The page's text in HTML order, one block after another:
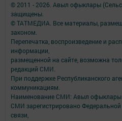
© 2011 - 2026. Авыл офыклары
защищены.
© ТАТМЕДИА. Все материалы,
законом.
Перепечатка, воспроизведение и
информации,
размещенной на сайте, возможна
редакций СМИ.
При поддержке Республиканского
коммуникациям.
Наименование СМИ: Авыл офыклары
СМИ зарегистрировано
связи,